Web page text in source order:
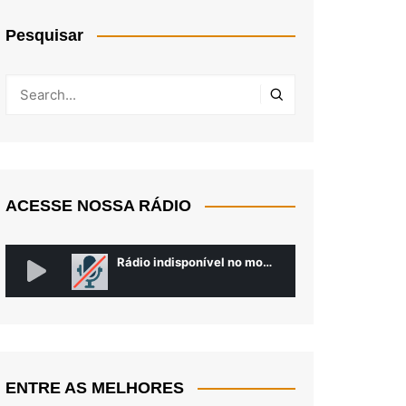
Pesquisar
ACESSE NOSSA RÁDIO
ENTRE AS MELHORES